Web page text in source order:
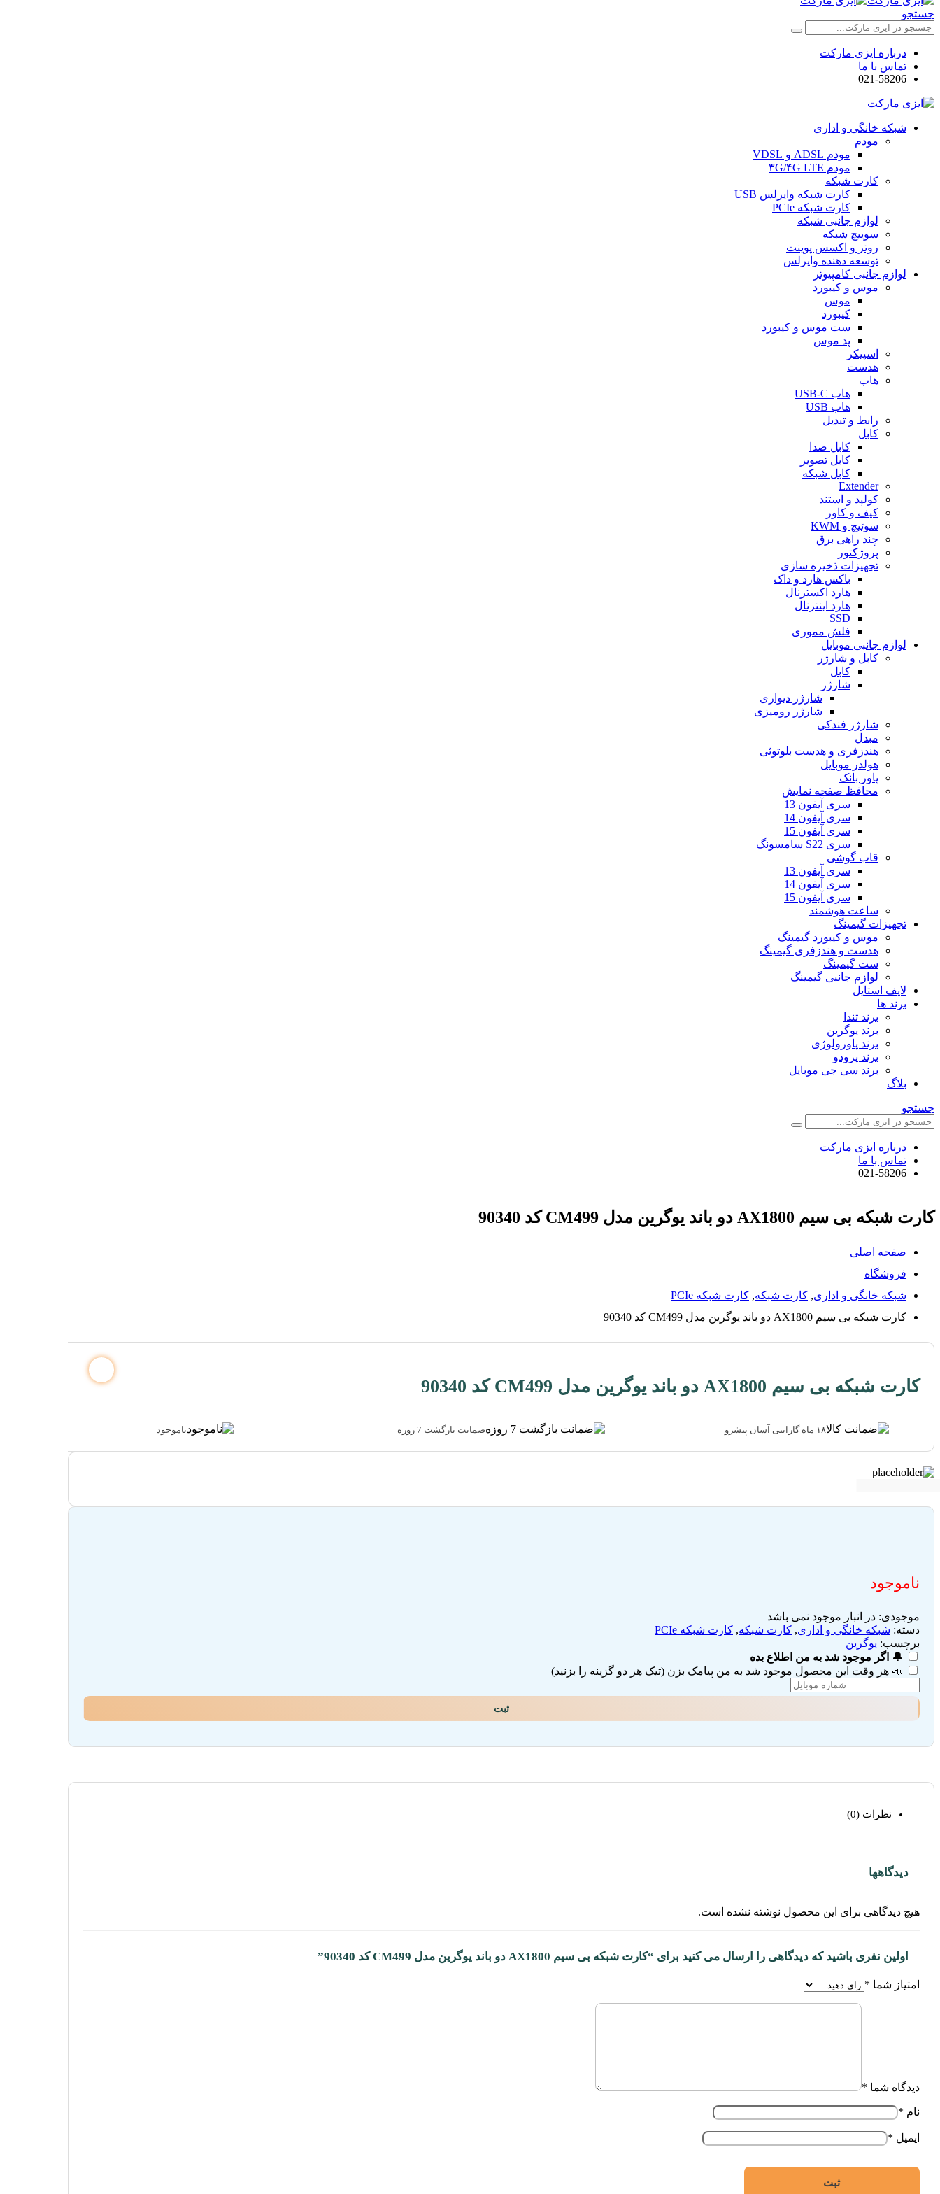
جستجو
درباره ایزی مارکت
تماس با ما
021-58206
شبکه خانگی و اداری
مودم
مودم ADSL و VDSL
مودم ۳G/۴G LTE
کارت شبکه
کارت شبکه وایرلس USB
کارت شبکه PCIe
لوازم جانبی شبکه
سوییچ شبکه
روتر و اکسس پوینت
توسعه دهنده وایرلس
لوازم جانبی کامپیوتر
موس و کیبورد
موس
کیبورد
ست موس و کیبورد
پد موس
اسپیکر
هدست
هاب
هاب USB-C
هاب USB
رابط و تبدیل
کابل
کابل صدا
کابل تصویر
کابل شبکه
Extender
کولپد و استند
کیف و کاور
سوئیچ و KWM
چند راهی برق
پروژکتور
تجهیزات ذخیره سازی
باکس هارد و داک
هارد اکسترنال
هارد اینترنال
SSD
فلش مموری
لوازم جانبی موبایل
کابل و شارژر
کابل
شارژر
شارژر دیواری
شارژر رومیزی
شارژر فندکی
مبدل
هندزفری و هدست بلوتوثی
هولدر موبایل
پاور بانک
محافظ صفحه نمایش
سری آیفون 13
سری آیفون 14
سری آیفون 15
سری S22 سامسونگ
قاب گوشی
سری آیفون 13
سری آیفون 14
سری آیفون 15
ساعت هوشمند
تجهیزات گیمینگ
موس و کیبورد گیمینگ
هدست و هندزفری گیمینگ
ست گیمینگ
لوازم جانبی گیمینگ
لایف استایل
برند ها
برند تندا
برند یوگرین
برند پاورولوژی
برند پرودو
برند سی جی موبایل
بلاگ
جستجو
درباره ایزی مارکت
تماس با ما
021-58206
کارت شبکه بی سیم AX1800 دو باند یوگرین مدل CM499 کد 90340
صفحه اصلی
فروشگاه
شبکه خانگی و اداری, کارت شبکه, کارت شبکه PCIe
کارت شبکه بی سیم AX1800 دو باند یوگرین مدل CM499 کد 90340
کارت شبکه بی سیم AX1800 دو باند یوگرین مدل CM499 کد 90340
۱۸ ماه گارانتی آسان پیشرو ضمانت بازگشت 7 روزه ناموجود
ناموجود
موجودی: در انبار موجود نمی باشد
دسته: شبکه خانگی و اداری, کارت شبکه, کارت شبکه PCIe
برچسب: یوگرین
🔔 اگر موجود شد به من اطلاع بده
📣 هر وقت این محصول موجود شد به من پیامک بزن (تیک هر دو گزینه را بزنید)
ثبت
نظرات (0)
دیدگاهها
هیچ دیدگاهی برای این محصول نوشته نشده است.
اولین نفری باشید که دیدگاهی را ارسال می کنید برای “کارت شبکه بی سیم AX1800 دو باند یوگرین مدل CM499 کد 90340”
امتیاز شما *
دیدگاه شما *
نام *
ایمیل *